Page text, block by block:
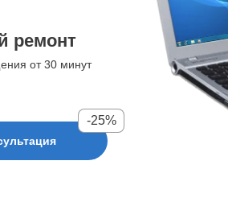
ремонт
от 30 минут
-25%